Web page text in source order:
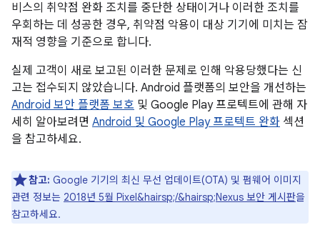
비스의 취약점 완화 조치를 중단한 상태이거나 이러한 조치를
우회하는 데 성공한 경우, 취약점 악용이 대상 기기에 미치는 잠
재적 영향을 기준으로 합니다.
실제 고객이 새로 보고된 이러한 문제로 인해 악용당했다는 신
고는 접수되지 않았습니다. Android 플랫폼의 보안을 개선하는
Android 보안 플랫폼 보호 및 Google Play 프로텍트에 관해 자
세히 알아보려면 Android 및 Google Play 프로텍트 완화 섹션
을 참고하세요.
참고: Google 기기의 최신 무선 업데이트(OTA) 및 펌웨어 이미지
관련 정보는 2018년 5월 Pixel&hairsp;/&hairsp;Nexus 보안 게시판을
참고하세요.